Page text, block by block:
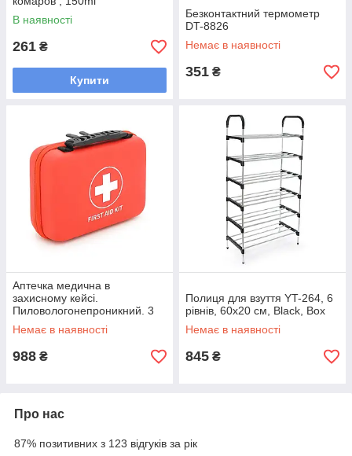
В наявності
261 ₴
Купити
Безконтактний термометр
DT-8826
Немає в наявності
351 ₴
Аптечка медична в
захисному кейсі.
Пиловологонепроникний. 3
відділення. Комплект першої
допомоги: ножиці, бинти,
Немає в наявності
988 ₴
Полиця для взуття YT-264, 6
рівнів, 60х20 см, Black, Box
Немає в наявності
845 ₴
Про нас
87% позитивних з 123 відгуків за рік